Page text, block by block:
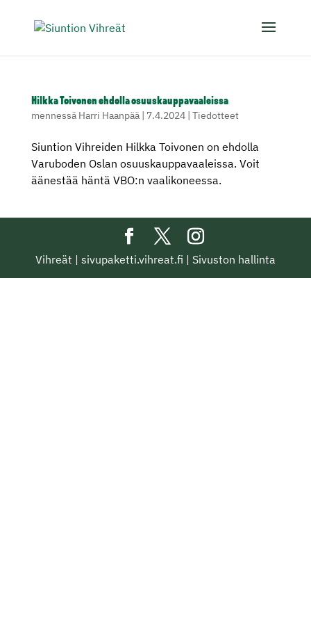
Hilkka Toivonen ehdolla osuuskauppavaaleissa
mennessä Harri Haanpää| 7.4.2024| Tiedotteet
Siuntion Vihreiden Hilkka Toivonen on ehdolla
Varuboden Oslan osuuskauppavaaleissa. Voit
äänestää häntä VBO:n vaalikoneessa.
Vihreät | sivupaketti.vihreat.fi | Sivuston hallinta